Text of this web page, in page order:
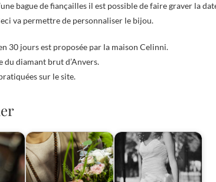
bague de fiançailles il est possible de faire graver la
va permettre de personnaliser le bijou.
30 jours est proposée par la maison Celinni.
du diamant brut d’Anvers.
sur le site.